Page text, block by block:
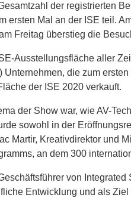
der registrierten
ersten Mal an der ISE teil.
Freitag überstieg die
Ausstellungsfläche aller
Unternehmen, die zum
der ISE 2020 verkauft.
der Show war, wie AV-
sowohl in der
Martir, Kreativdirektor und
an dem 300
von
Entwicklung und als